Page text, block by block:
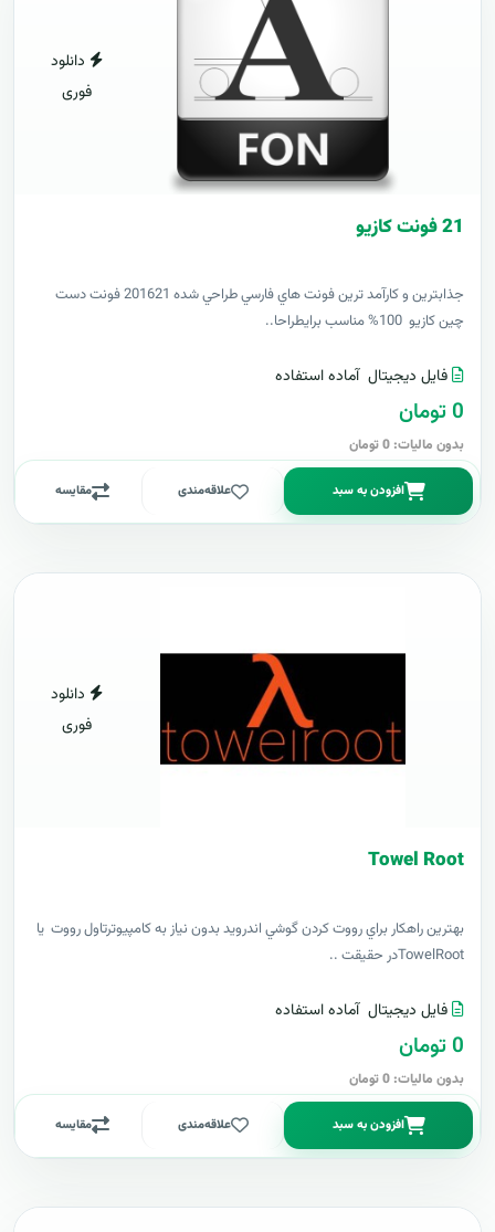
دانلود
فوری
21 فونت کازيو
جذابترين و کارآمد ترين فونت هاي فارسي طراحي شده 201621 فونت دست
چين کازيو 100% مناسب برايطراحا..
فایل دیجیتال آماده استفاده
0 تومان
بدون مالیات: 0 تومان
افزودن به سبد علاقه‌مندی مقایسه
دانلود
فوری
Towel Root
بهترين راهکار براي رووت کردن گوشي اندرويد بدون نياز به کامپيوترتاول رووت يا
TowelRootدر حقيقت ..
فایل دیجیتال آماده استفاده
0 تومان
بدون مالیات: 0 تومان
افزودن به سبد علاقه‌مندی مقایسه